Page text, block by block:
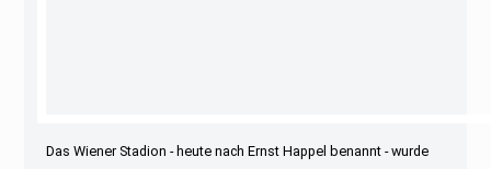
Das Wiener Stadion - heute nach Ernst Happel benannt - wurde